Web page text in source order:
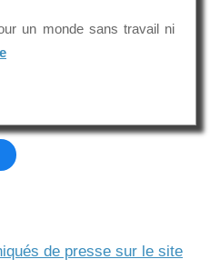
un monde sans travail ni
de presse sur le site